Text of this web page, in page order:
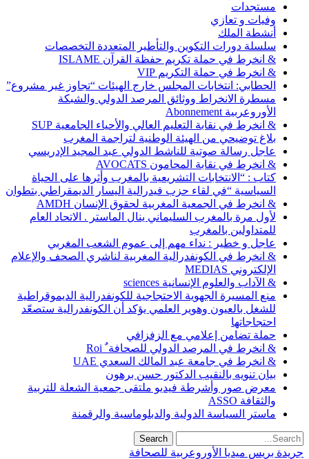
مستجدات
وفيات و تعازي
أنشطة الملك
سلسلة دورات التكوين والتأطير المتعددة التخصصات
& انخرط في حملة تكريم حفظة القرآن ISLAME
& انخرط في حملة التكريم VIP
الحطابي: انتخابات المجلس خارج الهيئات “تجاوز غير مشروع”
مسطرة الانخراط ووثائق المرصد الدولي والشبكة
الأوروعربية Abonnement
& انخرط في نقابة التعليم العالي والأحياء الجامعية SUP
بلاغ توضيحي من الهيئة الوطنية لتراجمة المغرب
عاجل رسالة صوتية للناشط الدولي عبد المجيد الإدريسي
& انخرط في نقابة المحامون AVOCATS
كتاب : “الانتخابات التشريعية بالمغرب وأثرها على الحياة
السياسية “في لقاء حزب فيدرالية اليسار الديمقراطي بتطوان
& انخرط في الجمعية المغربية لحقوق الإنسان AMDH
لأول مرة بالمغرب السليماني ينال الماستر . الاتحاد العام
للمتداولين بالمغرب
عاجل و خطير : نداء مهم إلى عموم الشعب المغربي
& انخرط في الكونفدرالية المغربية لناشري الصحف والإعلام
الإلكتروني MEDIAS
& الآداب والعلوم الإنسانية sciences
منع المسيرة الجهوية الاحتجاجية للكونفدرالية الديموقراطية
للشغل بالعيون وهوير العلمي يؤكد أن الكونفدرالية ستصعّد
احتجاجاتها
حملة تضامن إعلامي مع الزفزافي
& انخرط في المرصد الدولي للصحافة ٌ Roi
& انخرط في جامعة عبد المالك السعدي UAE
بيان تنويه بالنقيب الدكتور حسن برهون
معرض صور وأشرطة فيديو ملتقى جمعية الشعلة للتربية
والثقافة ASSO
ماستر السياسة الدولية والدبلوماسية والرقمنة
جريدة بريس ميديا الأوروعربية للصحافة